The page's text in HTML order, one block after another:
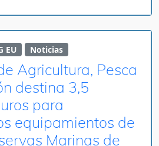
EU Noticias
Agricultura, Pesca
destina 3,5
para
equipamientos de
Marinas de